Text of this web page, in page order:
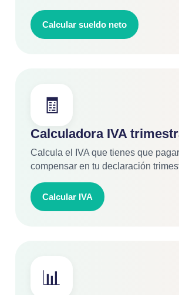
Calcular sueldo neto
🧾
Calculadora IVA
Calcula el IVA que tienes que
compensar en tu declaración
Calcular IVA
📊